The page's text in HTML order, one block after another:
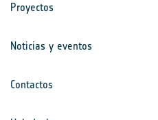
Proyectos
Noticias y eventos
Contactos